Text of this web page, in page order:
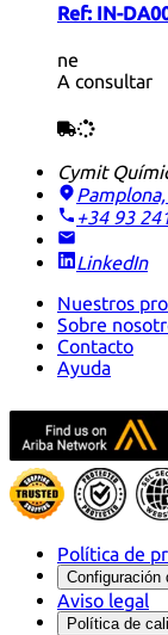
Ref: IN-
ne
A consultar
Cymit
+34 93
LinkedIn
Nuestros
Sobre
Contacto
Ayuda
Política de
Configuración
Aviso legal
Política de